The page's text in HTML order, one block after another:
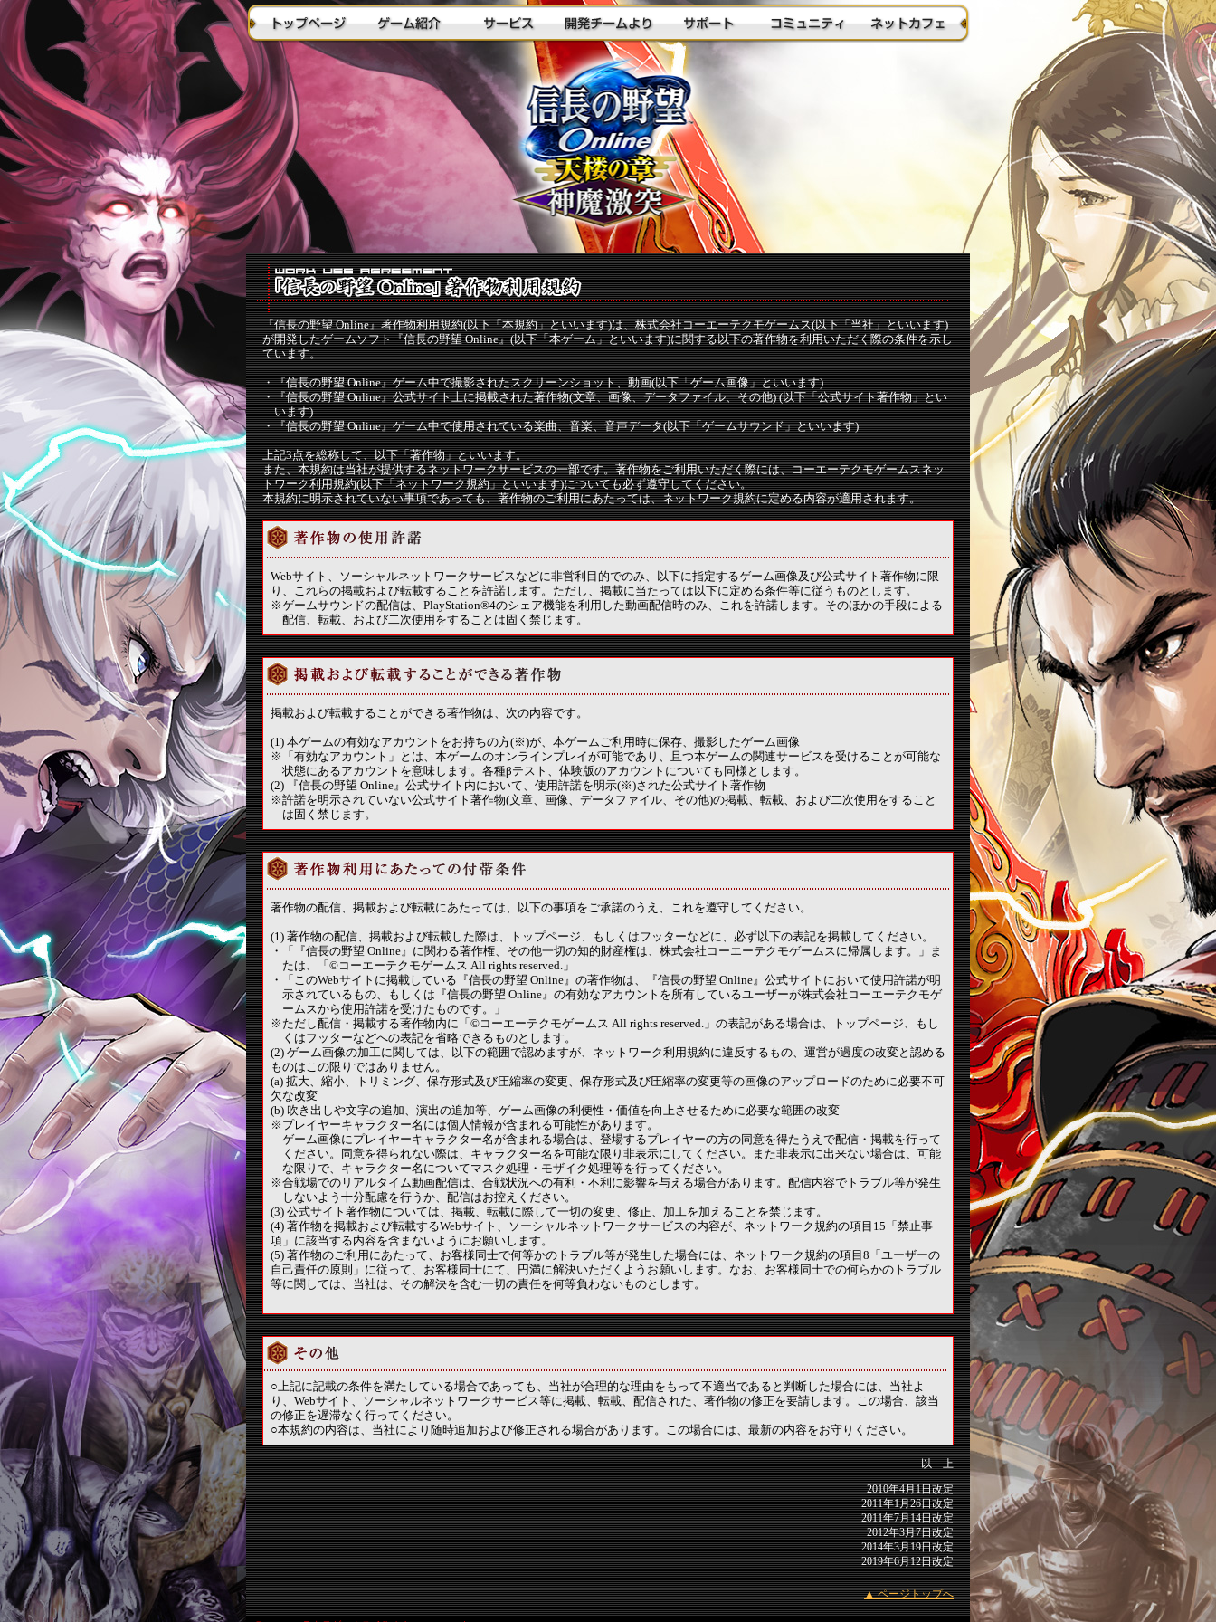
『信長の野望 Online』著作物利用規約(以下「本規約」といいます)は、株式会社コーエーテクモゲームス(以下「当社」といいます)
が開発したゲームソフト『信長の野望 Online』(以下「本ゲーム」といいます)に関する以下の著作物を利用いただく際の条件を示し
ています。
・『信長の野望 Online』ゲーム中で撮影されたスクリーンショット、動画(以下「ゲーム画像」といいます)
・『信長の野望 Online』公式サイト上に掲載された著作物(文章、画像、データファイル、その他) (以下「公式サイト著作物」とい
います)
・『信長の野望 Online』ゲーム中で使用されている楽曲、音楽、音声データ(以下「ゲームサウンド」といいます)
上記3点を総称して、以下「著作物」といいます。
また、本規約は当社が提供するネットワークサービスの一部です。著作物をご利用いただく際には、コーエーテクモゲームスネッ
トワーク利用規約(以下「ネットワーク規約」といいます)についても必ず遵守してください。
本規約に明示されていない事項であっても、著作物のご利用にあたっては、ネットワーク規約に定める内容が適用されます。
Webサイト、ソーシャルネットワークサービスなどに非営利目的でのみ、以下に指定するゲーム画像及び公式サイト著作物に限
り、これらの掲載および転載することを許諾します。ただし、掲載に当たっては以下に定める条件等に従うものとします。
※ゲームサウンドの配信は、PlayStation®4のシェア機能を利用した動画配信時のみ、これを許諾します。そのほかの手段による
配信、転載、および二次使用をすることは固く禁じます。
掲載および転載することができる著作物は、次の内容です。
(1) 本ゲームの有効なアカウントをお持ちの方(※)が、本ゲームご利用時に保存、撮影したゲーム画像
※ 「有効なアカウント」とは、本ゲームのオンラインプレイが可能であり、且つ本ゲームの関連サービスを受けることが可能な
状態にあるアカウントを意味します。各種βテスト、体験版のアカウントについても同様とします。
(2) 『信長の野望 Online』公式サイト内において、使用許諾を明示(※)された公式サイト著作物
※許諾を明示されていない公式サイト著作物(文章、画像、データファイル、その他)の掲載、転載、および二次使用をすること
は固く禁じます。
著作物の配信、掲載および転載にあたっては、以下の事項をご承諾のうえ、これを遵守してください。
(1) 著作物の配信、掲載および転載した際は、トップページ、もしくはフッターなどに、必ず以下の表記を掲載してください。
・
「『信長の野望 Online』に関わる著作権、その他一切の知的財産権は、株式会社コーエーテクモゲームスに帰属します。」ま
たは、「©コーエーテクモゲームス All rights reserved.」
・
「このWebサイトに掲載している『信長の野望 Online』の著作物は、『信長の野望 Online』公式サイトにおいて使用許諾が明
示されているもの、もしくは『信長の野望 Online』の有効なアカウントを所有しているユーザーが株式会社コーエーテクモゲ
ームスから使用許諾を受けたものです。」
※ ただし配信・掲載する著作物内に「©コーエーテクモゲームス All rights reserved.」の表記がある場合は、トップページ、もし
くはフッターなどへの表記を省略できるものとします。
(2) ゲーム画像の加工に関しては、以下の範囲で認めますが、ネットワーク利用規約に違反するもの、運営が過度の改変と認める
ものはこの限りではありません。
(a) 拡大、縮小、トリミング、保存形式及び圧縮率の変更、保存形式及び圧縮率の変更等の画像のアップロードのために必要不可
欠な改変
(b) 吹き出しや文字の追加、演出の追加等、ゲーム画像の利便性・価値を向上させるために必要な範囲の改変
※ プレイヤーキャラクター名には個人情報が含まれる可能性があります。
ゲーム画像にプレイヤーキャラクター名が含まれる場合は、登場するプレイヤーの方の同意を得たうえで配信・掲載を行って
ください。同意を得られない際は、キャラクター名を可能な限り非表示にしてください。また非表示に出来ない場合は、可能
な限りで、キャラクター名についてマスク処理・モザイク処理等を行ってください。
※合戦場でのリアルタイム動画配信は、合戦状況への有利・不利に影響を与える場合があります。配信内容でトラブル等が発生
しないよう十分配慮を行うか、配信はお控えください。
(3) 公式サイト著作物については、掲載、転載に際して一切の変更、修正、加工を加えることを禁じます。
(4) 著作物を掲載および転載するWebサイト、ソーシャルネットワークサービスの内容が、ネットワーク規約の項目15「禁止事
項」に該当する内容を含まないようにお願いします。
(5) 著作物のご利用にあたって、お客様同士で何等かのトラブル等が発生した場合には、ネットワーク規約の項目8「ユーザーの
自己責任の原則」に従って、お客様同士にて、円満に解決いただくようお願いします。なお、お客様同士での何らかのトラブル
等に関しては、当社は、その解決を含む一切の責任を何等負わないものとします。
○上記に記載の条件を満たしている場合であっても、当社が合理的な理由をもって不適当であると判断した場合には、当社よ
り、Webサイト、ソーシャルネットワークサービス等に掲載、転載、配信された、著作物の修正を要請します。この場合、該当
の修正を遅滞なく行ってください。
○本規約の内容は、当社により随時追加および修正される場合があります。この場合には、最新の内容をお守りください。
以 上
2010年4月1日改定
2011年1月26日改定
2011年7月14日改定
2012年3月7日改定
2014年3月19日改定
2019年6月12日改定
▲ ページトップへ